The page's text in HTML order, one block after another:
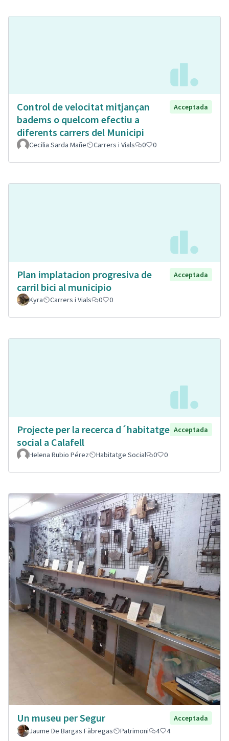
Control de velocitat mitjançan
badems o quelcom efectiu a
diferents carrers del Municipi
Acceptada
Cecilia Sarda Mañe Carrers i Vials 0 0
Plan implatacion progresiva de
carril bici al municipio
Acceptada
Kyra Carrers i Vials 0 0
Projecte per la recerca d´habitatge
social a Calafell
Acceptada
Helena Rubio Pérez Habitatge Social 0 0
Un museu per Segur
Acceptada
Jaume De Bargas Fàbregas
Patrimoni 4 4